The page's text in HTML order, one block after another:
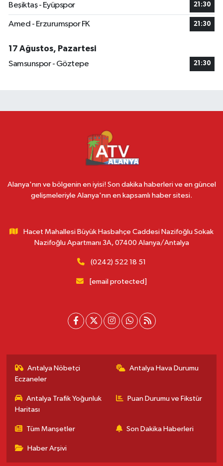
Beşiktaş - Eyüpspor 21:30
Amed - Erzurumspor FK 21:30
17 Ağustos, Pazartesi
Samsunspor - Göztepe
21:30
Alanya'nın ve bölgenin en iyisi! Son dakika haberleri ve en güncel
gelişmeleriyle Alanya'nın en kapsamlı haber sitesi.
Hacet Mahallesi Büyük Hasbahçe Caddesi Nazifoğlu Sokak
Nazifoğlu Apartmanı 3A, 07400 Alanya/Antalya
(0242) 522 18 51
[email protected]
Antalya Nöbetçi
Eczaneler
Antalya Hava Durumu
Antalya Trafik Yoğunluk
Haritası
Puan Durumu ve Fikstür
Tüm Manşetler Son Dakika Haberleri
Haber Arşivi